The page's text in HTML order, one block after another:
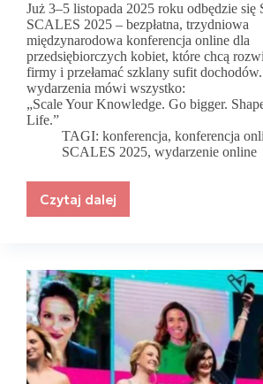
Już 3–5 listopada 2025 roku odbędzie się
SCALES 2025 – bezpłatna, trzydniowa
międzynarodowa konferencja online dla
przedsiębiorczych kobiet, które chcą
firmy i przełamać szklany sufit dochodów.
wydarzenia mówi wszystko:
„Scale Your Knowledge. Go bigger.
Life.”
TAGI: konferencja,konferencja
SCALES 2025, wydarzenie online
Czytaj dalej
SHE
Międzynarodowa
konferencja
dla
kobiet,
które
chcą
więcej